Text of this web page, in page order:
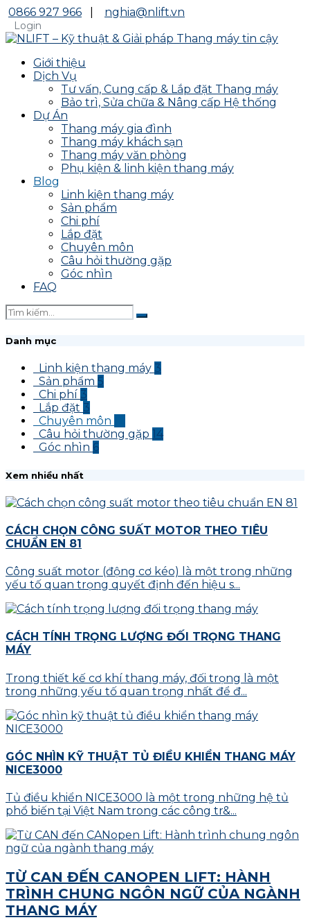
0866 927 966 nghia@nlift.vn
Login
Giới thiệu
Dịch Vụ
Tư vấn, Cung cấp & Lắp đặt Thang máy
Bảo trì, Sửa chữa & Nâng cấp Hệ thống
Dự Án
Thang máy gia đình
Thang máy khách sạn
Thang máy văn phòng
Phụ kiện & linh kiện thang máy
Blog
Linh kiện thang máy
Sản phẩm
Chi phí
Lắp đặt
Chuyên môn
Câu hỏi thường gặp
Góc nhìn
FAQ
Danh mục
Linh kiện thang máy 3
Sản phẩm 5
Chi phí 3
Lắp đặt 3
Chuyên môn
Câu hỏi thường gặp 14
Góc nhìn 6
Xem nhiều nhất
CÁCH CHỌN CÔNG SUẤT MOTOR THEO TIÊU
CHUẨN EN 81
Công suất motor (động cơ kéo) là một trong những
yếu tố quan trọng quyết định đến hiệu s...
CÁCH TÍNH TRỌNG LƯỢNG ĐỐI TRỌNG THANG
MÁY
Trong thiết kế cơ khí thang máy, đối trọng là một
trong những yếu tố quan trọng nhất để đ...
GÓC NHÌN KỸ THUẬT TỦ ĐIỀU KHIỂN THANG MÁY
NICE3000
Tủ điều khiển NICE3000 là một trong những hệ tủ
phổ biến tại Việt Nam trong các công tr&...
TỪ CAN ĐẾN CANOPEN LIFT: HÀNH
TRÌNH CHUNG NGÔN NGỮ CỦA NGÀNH
THANG MÁY